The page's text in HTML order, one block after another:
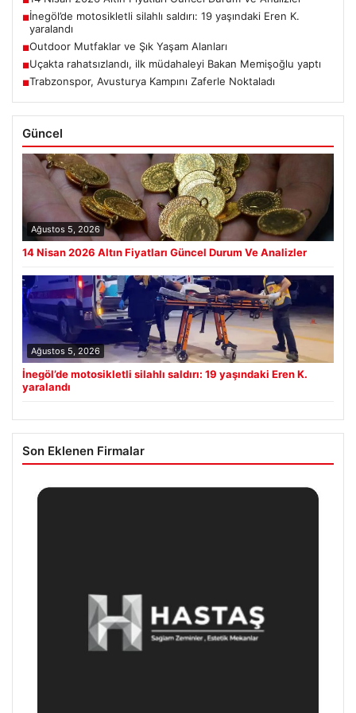
■İnegöl’de motosikletli silahlı saldırı: 19 yaşındaki Eren K.
yaralandı
■Outdoor Mutfaklar ve Şık Yaşam Alanları
■Uçakta rahatsızlandı, ilk müdahaleyi Bakan Memişoğlu yaptı
■Trabzonspor, Avusturya Kampını Zaferle Noktaladı
Güncel
Ağustos 5, 2026
14 Nisan 2026 Altın Fiyatları Güncel Durum Ve Analizler
Ağustos 5, 2026
İnegöl’de motosikletli silahlı saldırı: 19 yaşındaki Eren K.
yaralandı
Son Eklenen Firmalar